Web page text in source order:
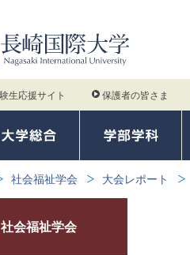
生応援サイト 保護者の皆さま
社会福祉学会 大会レポート
社会福祉学会